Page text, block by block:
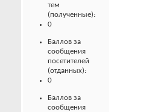
тем
(полученные):
0
Баллов за
сообщения
посетителей
(отданных):
0
Баллов за
сообщения